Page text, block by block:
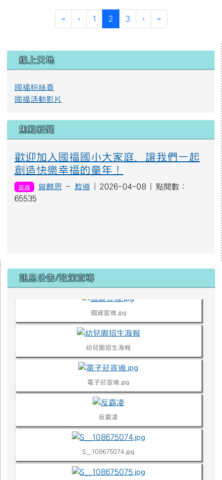
«第一頁
‹上一頁
1 2(目前頁次)
3 ›下一頁
»最後頁
左邊區域內容
線上天地
國福粉絲頁
國福活動影片
焦點新聞
歡迎加入國福國小大家庭，讓我們一起
創造快樂幸福的童年！
宣導 曾麒恩 - 教導 | 2026-04-08 | 點閱數：
65535
右邊區域內容
訊息公告/政策宣導1708481928772.jpg
個資宣導.jpg
幼兒園招生海報
電子菸宣導.jpg
反霸凌
S__108675074.jpg